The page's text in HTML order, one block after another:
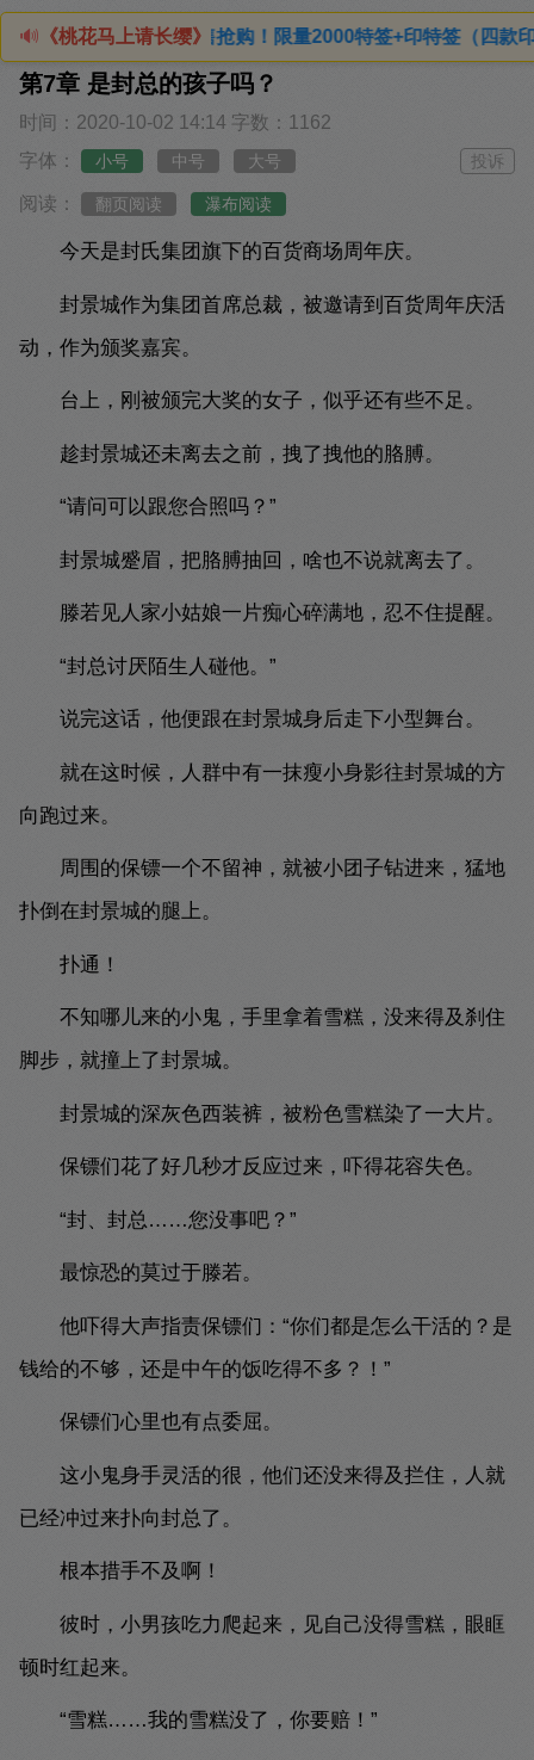
🔊 《桃花马上请长缨》
限量2000特签+印特签（四款印特随机发货）点击查
第7章 是封总的孩子吗？
时间：2020-10-02 14:14 字数：1162
字体：
小号 中号 大号 投诉
阅读： 翻页阅读 瀑布阅读
今天是封氏集团旗下的百货商场周年庆。
封景城作为集团首席总裁，被邀请到百货周年庆活
动，作为颁奖嘉宾。
台上，刚被颁完大奖的女子，似乎还有些不足。
趁封景城还未离去之前，拽了拽他的胳膊。
“请问可以跟您合照吗？”
封景城蹙眉，把胳膊抽回，啥也不说就离去了。
滕若见人家小姑娘一片痴心碎满地，忍不住提醒。
“封总讨厌陌生人碰他。”
说完这话，他便跟在封景城身后走下小型舞台。
就在这时候，人群中有一抹瘦小身影往封景城的方
向跑过来。
周围的保镖一个不留神，就被小团子钻进来，猛地
扑倒在封景城的腿上。
扑通！
不知哪儿来的小鬼，手里拿着雪糕，没来得及刹住
脚步，就撞上了封景城。
封景城的深灰色西装裤，被粉色雪糕染了一大片。
保镖们花了好几秒才反应过来，吓得花容失色。
“封、封总……您没事吧？”
最惊恐的莫过于滕若。
他吓得大声指责保镖们：“你们都是怎么干活的？是
钱给的不够，还是中午的饭吃得不多？！”
保镖们心里也有点委屈。
这小鬼身手灵活的很，他们还没来得及拦住，人就
已经冲过来扑向封总了。
根本措手不及啊！
彼时，小男孩吃力爬起来，见自己没得雪糕，眼眶
顿时红起来。
“雪糕……我的雪糕没了，你要赔！”